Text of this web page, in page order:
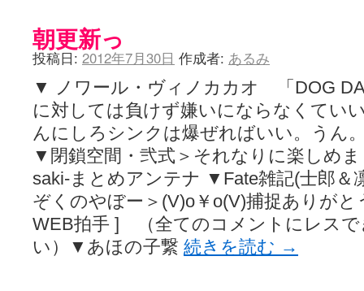
朝更新っ
投稿日: 2012年7月30日 作成者: あるみ
▼ ノワール・ヴィノカカオ 「DOG
に対しては負けず嫌いにならなくてい
んにしろシンクは爆ぜればいい。うん
▼閉鎖空間・弐式＞それなりに楽しめ
saki-まとめアンテナ ▼Fate雑記(士郎
ぞくのやぼー＞(V)o￥o(V)捕捉ありが
WEB拍手 ] （全てのコメントにレス
い）▼あほの子繋 続きを読む →